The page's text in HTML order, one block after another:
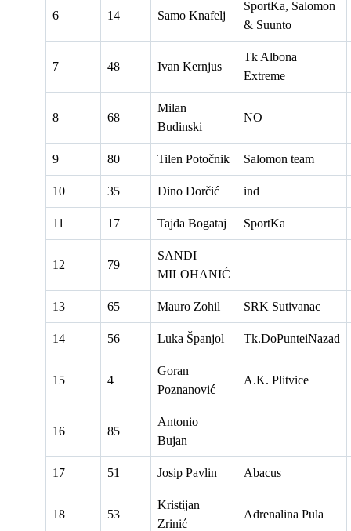
6 14 Samo Knafelj
SportKa, Salomon
& Suunto
7 48 Ivan Kernjus
Tk Albona
Extreme
8 68
Milan
Budinski
NO
9 80 Tilen Potočnik Salomon team
10 35 Dino Dorčić ind
11 17 Tajda Bogataj SportKa
12 79
SANDI
MILOHANIĆ
13 65 Mauro Zohil SRK Sutivanac
14 56 Luka Španjol Tk.DoPunteiNazad
15 4
Goran
Poznanović
A.K. Plitvice
16 85
Antonio
Bujan
17 51 Josip Pavlin Abacus
18 53
Kristijan
Zrinić
Adrenalina Pula